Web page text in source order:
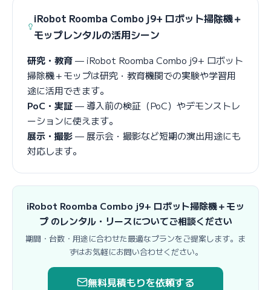
iRobot Roomba Combo j9+ ロボット掃除機＋
モップレンタルの活用シーン
研究・教育— iRobot Roomba Combo j9+ ロボット
掃除機＋モップは研究・教育機関での実験や学習用
途に活用できます。
PoC・実証— 導入前の検証（PoC）やデモンストレ
ーションに使えます。
展示・撮影— 展示会・撮影など短期の演出用途にも
対応します。
iRobot Roomba Combo j9+ ロボット掃除機＋モッ
プ のレンタル・リースについてご相談ください
期間・台数・用途に合わせた最適なプランをご提案します。ま
ずはお気軽にお問い合わせください。
無料見積もりを依頼する